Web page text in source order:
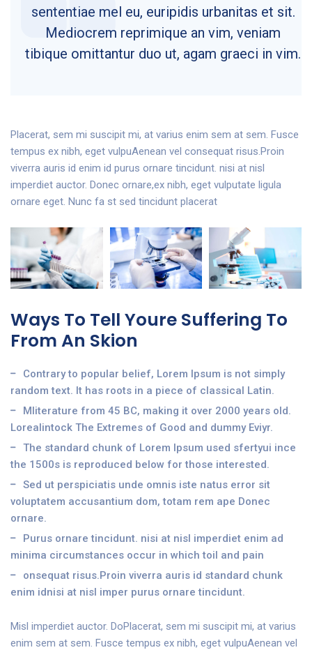
sententiae mel eu, euripidis urbanitas et sit.
Mediocrem reprimique an vim, veniam
tibique omittantur duo ut, agam graeci in vim.
Placerat, sem mi suscipit mi, at varius enim sem at sem. Fusce
tempus ex nibh, eget vulpuAenean vel consequat risus.Proin
viverra auris id enim id purus ornare tincidunt. nisi at nisl
imperdiet auctor. Donec ornare,ex nibh, eget vulputate ligula
ornare eget. Nunc fa st sed tincidunt placerat
Ways To Tell Youre Suffering To
From An Skion
Contrary to popular belief, Lorem Ipsum is not simply
random text. It has roots in a piece of classical Latin.
Mliterature from 45 BC, making it over 2000 years old.
Lorealintock The Extremes of Good and dummy Eviyr.
The standard chunk of Lorem Ipsum used sfertyui ince
the 1500s is reproduced below for those interested.
Sed ut perspiciatis unde omnis iste natus error sit
voluptatem accusantium dom, totam rem ape Donec
ornare.
Purus ornare tincidunt. nisi at nisl imperdiet enim ad
minima circumstances occur in which toil and pain
onsequat risus.Proin viverra auris id standard chunk
enim idnisi at nisl imper purus ornare tincidunt.
Misl imperdiet auctor. DoPlacerat, sem mi suscipit mi, at varius
enim sem at sem. Fusce tempus ex nibh, eget vulpuAenean vel